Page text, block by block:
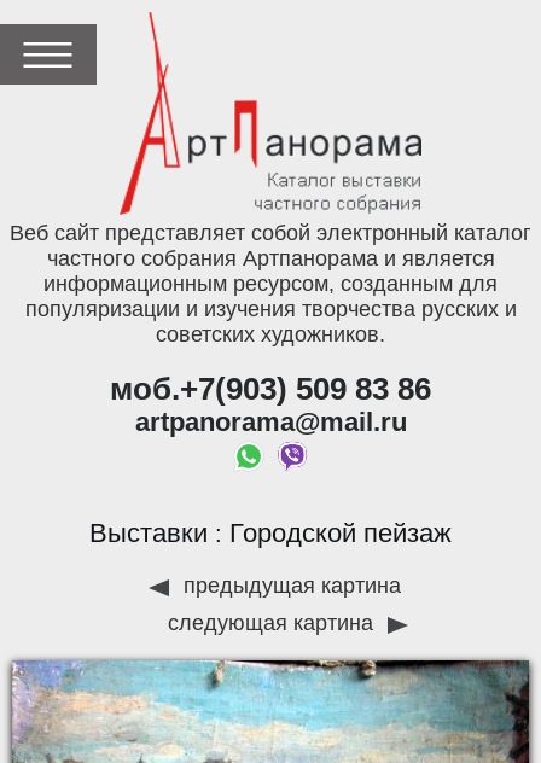
Веб сайт представляет собой электронный каталог
частного собрания Артпанорама и является
информационным ресурсом, созданным для
популяризации и изучения творчества русских и
советских художников.
моб.+7(903) 509 83 86
artpanorama@mail.ru
Выставки : Городской пейзаж
предыдущая картина
следующая картина